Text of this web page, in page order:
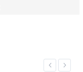
Previous
Next